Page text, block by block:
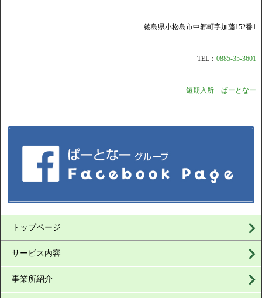
徳島県小松島市中郷町字加藤152番1
TEL： 0885-35-3601
短期入所 ぱーとなー
トップページ
サービス内容
事業所紹介